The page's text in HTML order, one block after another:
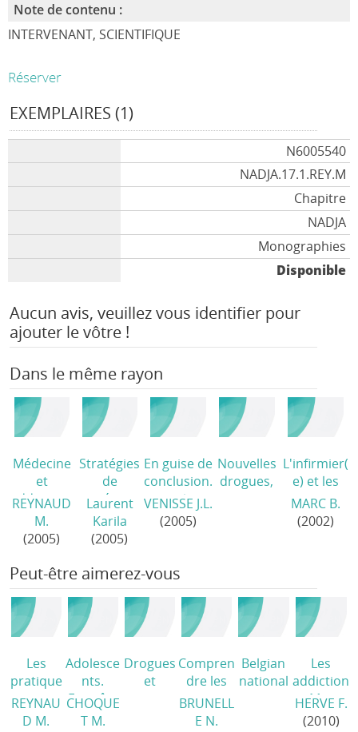
Note de contenu :
INTERVENANT, SCIENTIFIQUE
Réserver
EXEMPLAIRES (1)
N6005540
NADJA.17.1.REY.M
Chapitre
NADJA
Monographies
Disponible
Aucun avis, veuillez vous identifier pour
ajouter le vôtre !
Dans le même rayon
Médecine
et
addictions
/
REYNAUD
M.
(2005)
Stratégies
de
repérage
précoce de
l'usage
produits
psychoacti
Laurent
Karila
(2005)
En guise de
conclusion.
../
VENISSE J.L.
(2005)
Nouvelles
drogues,
L'infirmier(
e) et les
toxicomani
es.
MARC B.
(2002)
Peut-être aimerez-vous
Les
pratique
s
addictive
REYNAU
D M.
Adolesce
nts.
Enquête
nationale
CHOQUE
T M.
Drogues
et
Compren
dre les
parcours
de
BRUNELL
E N.
Belgian
national
Les
addiction
s. Mieux
les
HERVE F.
(2010)